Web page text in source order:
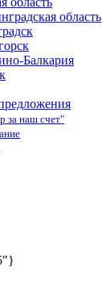
область
Балкария
за наш счет"